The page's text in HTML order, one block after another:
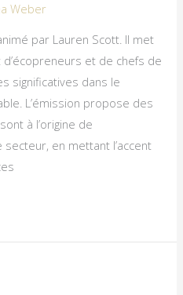
Weber
par Lauren Scott. Il met
et de chefs de
significatives dans le
L’émission propose des
à l’origine de
en mettant l’accent